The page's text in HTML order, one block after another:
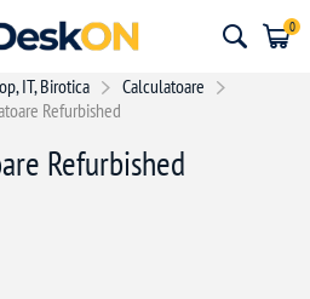
0
IT, Birotica
Calculatoare
Refurbished
Refurbished